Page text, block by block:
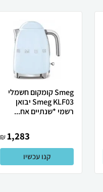
Smeg קומקום חשמלי
Smeg KLF03 יבואן
רשמי *שנתיים אח...
1,283
₪
קנו עכשיו